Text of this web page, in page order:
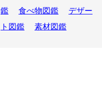
鑑
食べ物図鑑
デザー
ト図鑑
素材図鑑